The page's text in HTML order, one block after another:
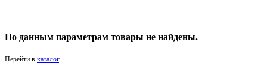
По данным параметрам товары не найдены.
Перейти в каталог.